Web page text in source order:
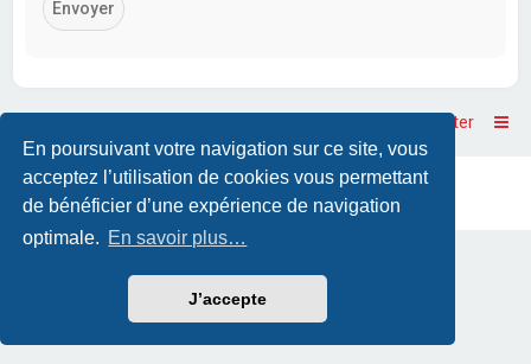
En poursuivant votre navigation sur ce site, vous
acceptez l’utilisation de cookies vous permettant
de bénéficier d’une expérience de navigation
optimale. En savoir plus…
J’accepte
Nous contacter
Powered by phpBB™• Design byPlanetStyles
Traduction française officielle©Qiaeru